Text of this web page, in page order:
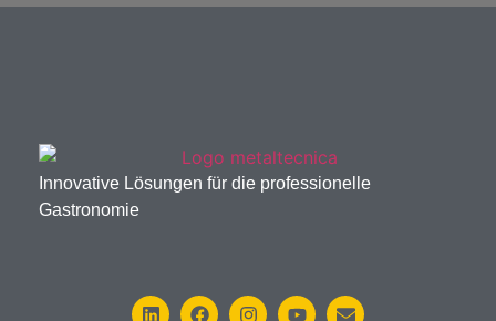
Innovative Lösungen für die professionelle
Gastronomie